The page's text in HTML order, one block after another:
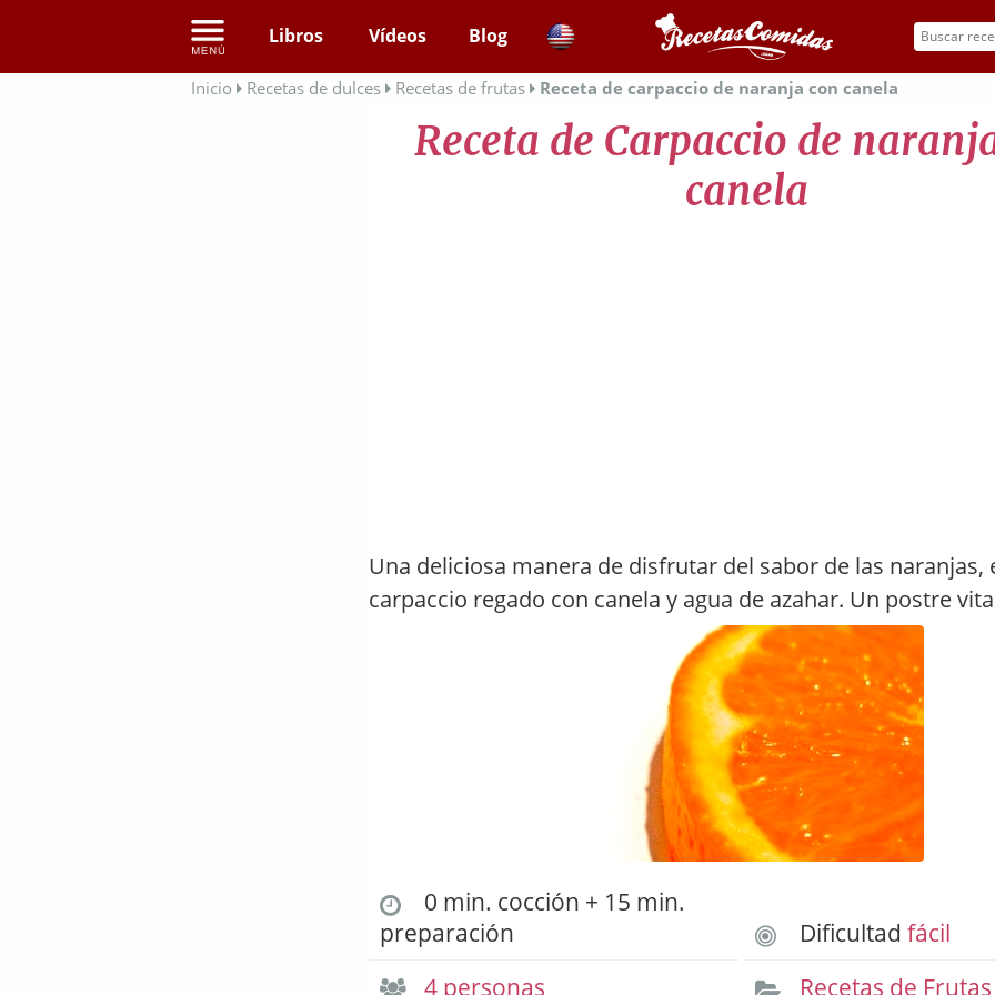
Libros Vídeos Blog
Inicio Recetas de dulces Recetas de frutas Receta de carpaccio de naranja con canela
Receta de Carpaccio de
canela
Una deliciosa manera de disfrutar del sabor de las naranjas,
carpaccio regado con canela y agua de azahar. Un postre
0 min. cocción + 15 min.
preparación
Dificultadfácil
4 personas
Recetas de Frutas